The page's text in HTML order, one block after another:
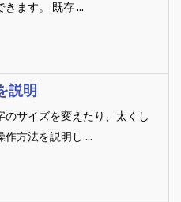
ます。 既存 ...
説明
サイズを変えたり、太くし
方法を説明し ...